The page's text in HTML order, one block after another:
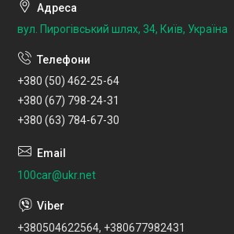
вул. Пирогівський шлях, 34, Київ, Україна
+380 (50) 462-25-64
+380 (67) 798-24-31
+380 (63) 784-67-30
100car@ukr.net
+380504622564, +380677982431